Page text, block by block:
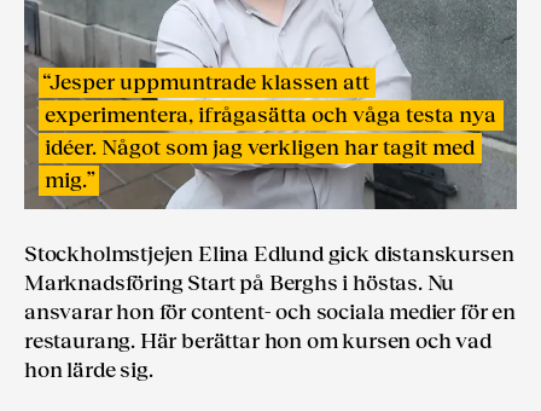
“Jesper uppmuntrade klassen att
experimentera, ifrågasätta och våga testa nya
idéer. Något som jag verkligen har tagit med
mig.”
Stockholmstjejen Elina Edlund gick distanskursen
Marknads­föring Start på Berghs i höstas. Nu
ansvarar hon för content- och sociala medier för en
restaurang. Här berättar hon om kursen och vad
hon lärde sig.